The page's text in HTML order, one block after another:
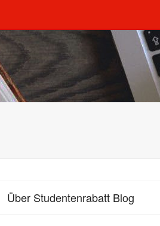
Über Studentenrabatt Blog